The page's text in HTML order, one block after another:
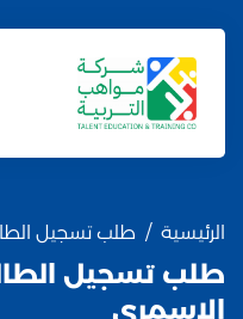
الرئيسية طلب تسجيل
طلب تسجيل
الاسمري